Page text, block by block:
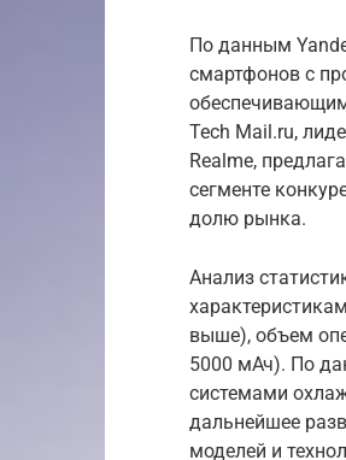
По данным
смартфонов с
Tech Mail.ru,
Realme,
сегменте
долю рынка.
Анализ
выше), объем
5000 мАч). По
системами
дальнейшее
моделей и